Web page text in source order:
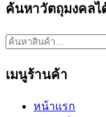
ค้นหาวัตถุมงคลไ
ค้นหา:
เมนูร้านค้า
หน้าแรก